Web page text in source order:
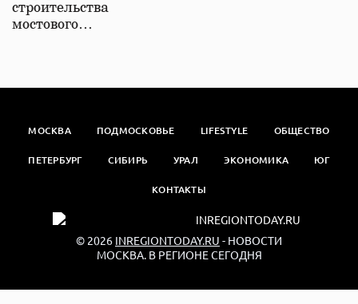
строительства
мостового…
МОСКВА ПОДМОСКОВЬЕ LIFESTYLE ОБЩЕСТВО
ПЕТЕРБУРГ СИБИРЬ УРАЛ ЭКОНОМИКА ЮГ
КОНТАКТЫ
© 2026 INREGIONTODAY.RU - НОВОСТИ
МОСКВА. В РЕГИОНЕ СЕГОДНЯ